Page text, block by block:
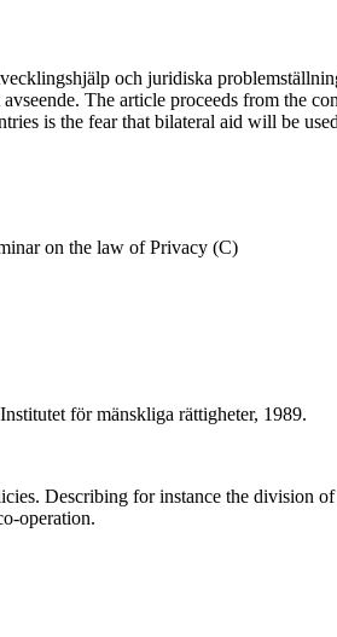
och juridiska
The article proceeds from the
is the fear that bilateral aid will be
on the law of Privacy (C)
för mänskliga rättigheter, 1989.
Describing for instance the division
operation.